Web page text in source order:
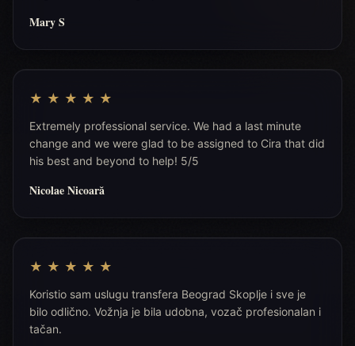
Mary S
★ ★ ★ ★ ★
Extremely professional service. We had a last minute
change and we were glad to be assigned to Cira that did
his best and beyond to help! 5/5
Nicolae Nicoară
★ ★ ★ ★ ★
Koristio sam uslugu transfera Beograd Skoplje i sve je
bilo odlično. Vožnja je bila udobna, vozač profesionalan i
tačan.